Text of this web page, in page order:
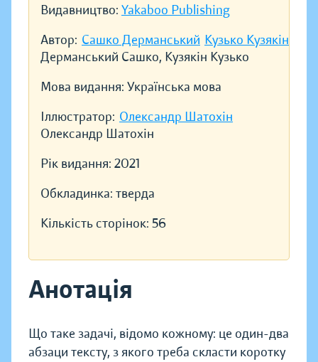
Видавництво: Yakaboo Publishing
Автор: Сашко Дерманський Кузько Кузякін
Дерманський Сашко, Кузякін Кузько
Мова видання: Українська мова
Іллюстратор: Олександр Шатохін
Олександр Шатохін
Рік видання: 2021
Обкладинка: тверда
Кількість сторінок: 56
Анотація
Що таке задачі, відомо кожному: це один-два
абзаци тексту, з якого треба скласти коротку